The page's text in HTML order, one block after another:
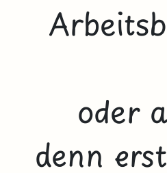
oder
denn